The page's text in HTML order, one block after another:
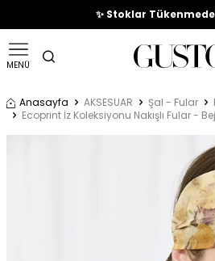
🎉%70'e Varan Büyük Yaz
✨ Stoklar
MENÜ
Anasayfa AKSESUAR Şal - Fular
Ecoprint İz Koleksiyonu Nakışlı Fular - Bej